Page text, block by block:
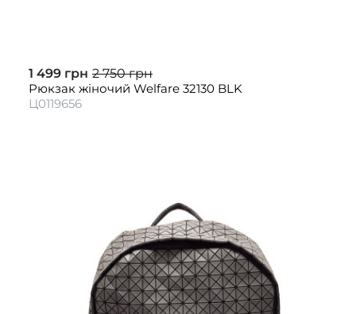
1 499 грн 2 750 грн
Рюкзак жіночий Welfare 32130 BLK
Ц0119656